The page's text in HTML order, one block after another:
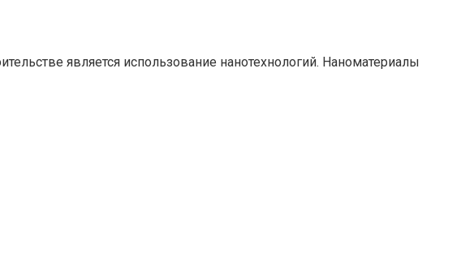
является использование нанотехнологий. Наноматериалы